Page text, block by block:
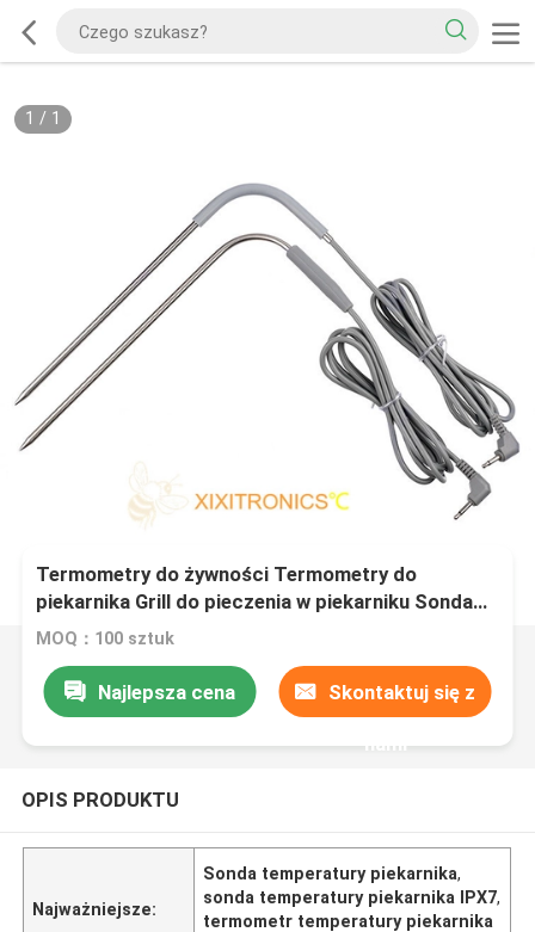
1 / 1
Termometry do żywności Termometry do
piekarnika Grill do pieczenia w piekarniku Sonda
temperatury IPX3 do IPX7 Seria MFF-32
MOQ：100 sztuk
Najlepsza cena Skontaktuj się z
nami
OPIS PRODUKTU
Najważniejsze:
Sonda temperatury piekarnika,
sonda temperatury piekarnika IPX7,
termometr temperatury piekarnika